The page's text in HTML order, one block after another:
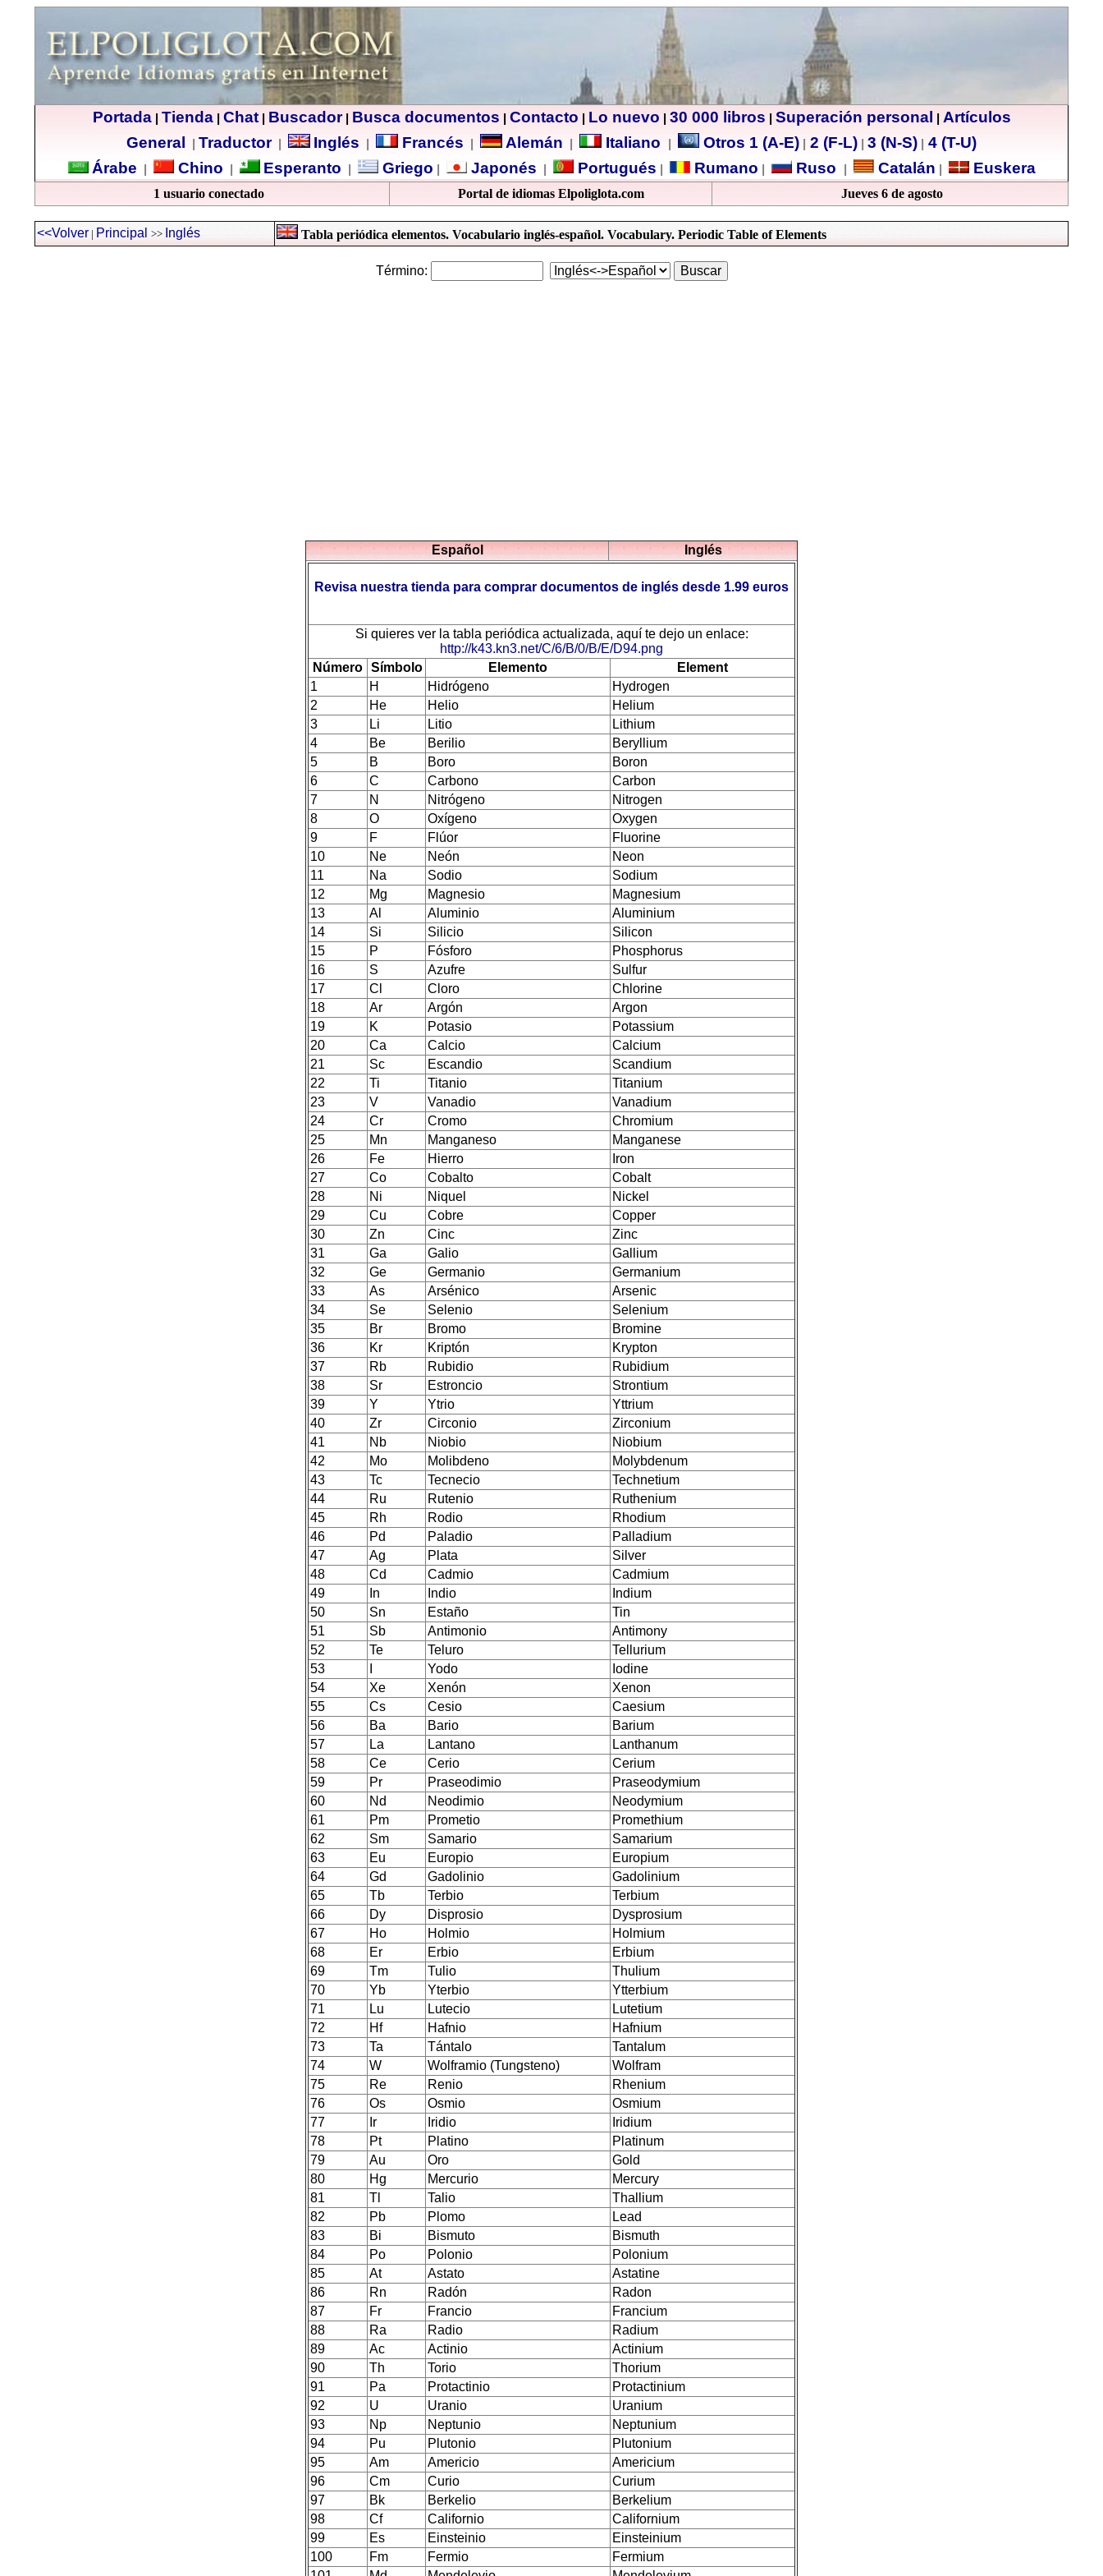
Portada| Tienda| Chat| Buscador| Busca documentos Contacto Lo nuevo 30 000 libros Superación personal
Artículos
General
Traductor| Inglés Francés Alemán Italiano Otros 1 (A-E) 2 (F-L) 3 (N-S)
4 (T-U)
Árabe
Chino Esperanto Griego Japonés Portugués Rumano Ruso Catalán Euskera
1 usuario conectado Portal de idiomas Elpoliglota.com Jueves 6 de agosto
<<Volver | Principal >> Inglés Tabla periódica elementos. Vocabulario inglés-español. Vocabulary. Periodic Table of Elements
Término:
Español Inglés
Revisa nuestra tienda para comprar documentos de inglés desde 1.99 euros
Si quieres ver la tabla periódica actualizada, aquí te dejo un enlace:
http://k43.kn3.net/C/6/B/0/B/E/D94.png
Número Símbolo Elemento
Element
1
H Hidrógeno
Hydrogen
2
He Helio
Helium
3
Li Litio
Lithium
4
Be Berilio
Beryllium
5
B Boro
Boron
6
C Carbono
Carbon
7
N Nitrógeno
Nitrogen
8
O Oxígeno
Oxygen
9
F Flúor
Fluorine
10
Ne Neón
Neon
11
Na Sodio
Sodium
12
Mg Magnesio
Magnesium
13
Al Aluminio
Aluminium
14
Si Silicio
Silicon
15
P Fósforo
Phosphorus
16
S Azufre
Sulfur
17
Cl Cloro
Chlorine
18
Ar Argón
Argon
19
K Potasio
Potassium
20
Ca Calcio
Calcium
21
Sc Escandio
Scandium
22
Ti Titanio
Titanium
23
V Vanadio
Vanadium
24
Cr Cromo
Chromium
25
Mn Manganeso
Manganese
26
Fe Hierro
Iron
27
Co Cobalto
Cobalt
28
Ni Niquel
Nickel
29
Cu Cobre
Copper
30
Zn Cinc
Zinc
31
Ga Galio
Gallium
32
Ge Germanio
Germanium
33
As Arsénico
Arsenic
34
Se Selenio
Selenium
35
Br Bromo
Bromine
36
Kr Kriptón
Krypton
37
Rb Rubidio
Rubidium
38
Sr Estroncio
Strontium
39
Y Ytrio
Yttrium
40
Zr Circonio
Zirconium
41
Nb Niobio
Niobium
42
Mo Molibdeno
Molybdenum
43
Tc Tecnecio
Technetium
44
Ru Rutenio
Ruthenium
45
Rh Rodio
Rhodium
46
Pd Paladio
Palladium
47
Ag Plata
Silver
48
Cd Cadmio
Cadmium
49
In Indio
Indium
50
Sn Estaño
Tin
51
Sb Antimonio
Antimony
52
Te Teluro
Tellurium
53
Yodo
Iodine
54
Xe Xenón
Xenon
55
Cs Cesio
Caesium
56
Ba Bario
Barium
57
La Lantano
Lanthanum
58
Ce Cerio
Cerium
59
Pr Praseodimio
Praseodymium
60
Nd Neodimio
Neodymium
61
Pm Prometio
Promethium
62
Sm Samario
Samarium
63
Eu Europio
Europium
64
Gd Gadolinio
Gadolinium
65
Tb Terbio
Terbium
66
Dy Disprosio
Dysprosium
67
Ho Holmio
Holmium
68
Er Erbio
Erbium
69
Tm Tulio
Thulium
70
Yb Yterbio
Ytterbium
71
Lu Lutecio
Lutetium
72
Hf Hafnio
Hafnium
73
Ta Tántalo
Tantalum
74
W Wolframio (Tungsteno)
Wolfram
75
Re Renio
Rhenium
76
Os Osmio
Osmium
77
Ir Iridio
Iridium
78
Pt Platino
Platinum
79
Au Oro
Gold
80
Hg Mercurio
Mercury
81
Tl Talio
Thallium
82
Pb Plomo
Lead
83
Bi Bismuto
Bismuth
84
Po Polonio
Polonium
85
At Astato
Astatine
86
Rn Radón
Radon
87
Fr Francio
Francium
88
Ra Radio
Radium
89
Ac Actinio
Actinium
90
Th Torio
Thorium
91
Pa Protactinio
Protactinium
92
U Uranio
Uranium
93
Np Neptunio
Neptunium
94
Pu Plutonio
Plutonium
95
Am Americio
Americium
96
Cm Curio
Curium
97
Bk Berkelio
Berkelium
98
Cf Californio
Californium
99
Es Einsteinio
Einsteinium
100
Fm Fermio
Fermium